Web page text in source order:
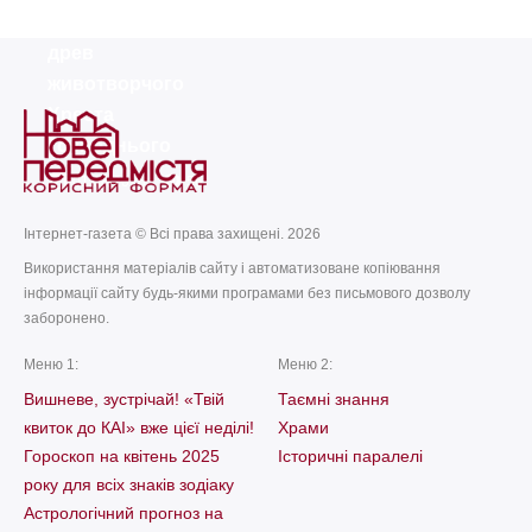
Хреста
Господнього
today01.08.2026 remove_red_eye56
Інтернет-газета © Всі права захищені. 2026
Використання матеріалів сайту і автоматизоване копіювання
інформації сайту будь-якими програмами без письмового дозволу
заборонено.
Меню 1:
Вишневе, зустрічай! «Твій
квиток до КАІ» вже цієї неділі!
Гороскоп на квітень 2025
року для всіх знаків зодіаку
Астрологічний прогноз на
Меню 2:
Таємні знання
Храми
Історичні паралелі